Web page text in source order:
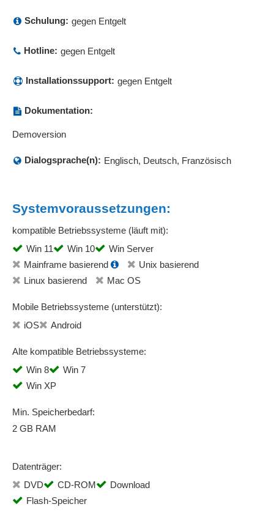
Schulung: gegen Entgelt
Hotline: gegen Entgelt
Installationssupport: gegen Entgelt
Dokumentation:
Demoversion
Dialogsprache(n): Englisch, Deutsch, Französisch
Systemvoraussetzungen:
kompatible Betriebssysteme (läuft mit):
Win 11
Win 10
Win Server
Mainframe basierend
Unix basierend
Linux basierend
Mac OS
Mobile Betriebssysteme (unterstützt):
iOS
Android
Alte kompatible Betriebssysteme:
Win 8
Win 7
Win XP
Min. Speicherbedarf:
2 GB RAM
Datenträger:
DVD
CD-ROM
Download
Flash-Speicher